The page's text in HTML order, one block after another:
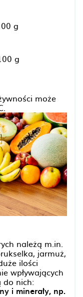
g
g
może
należą m.in.
jarmuż,
ilości
wpływających
do nich:
i minerały, np.